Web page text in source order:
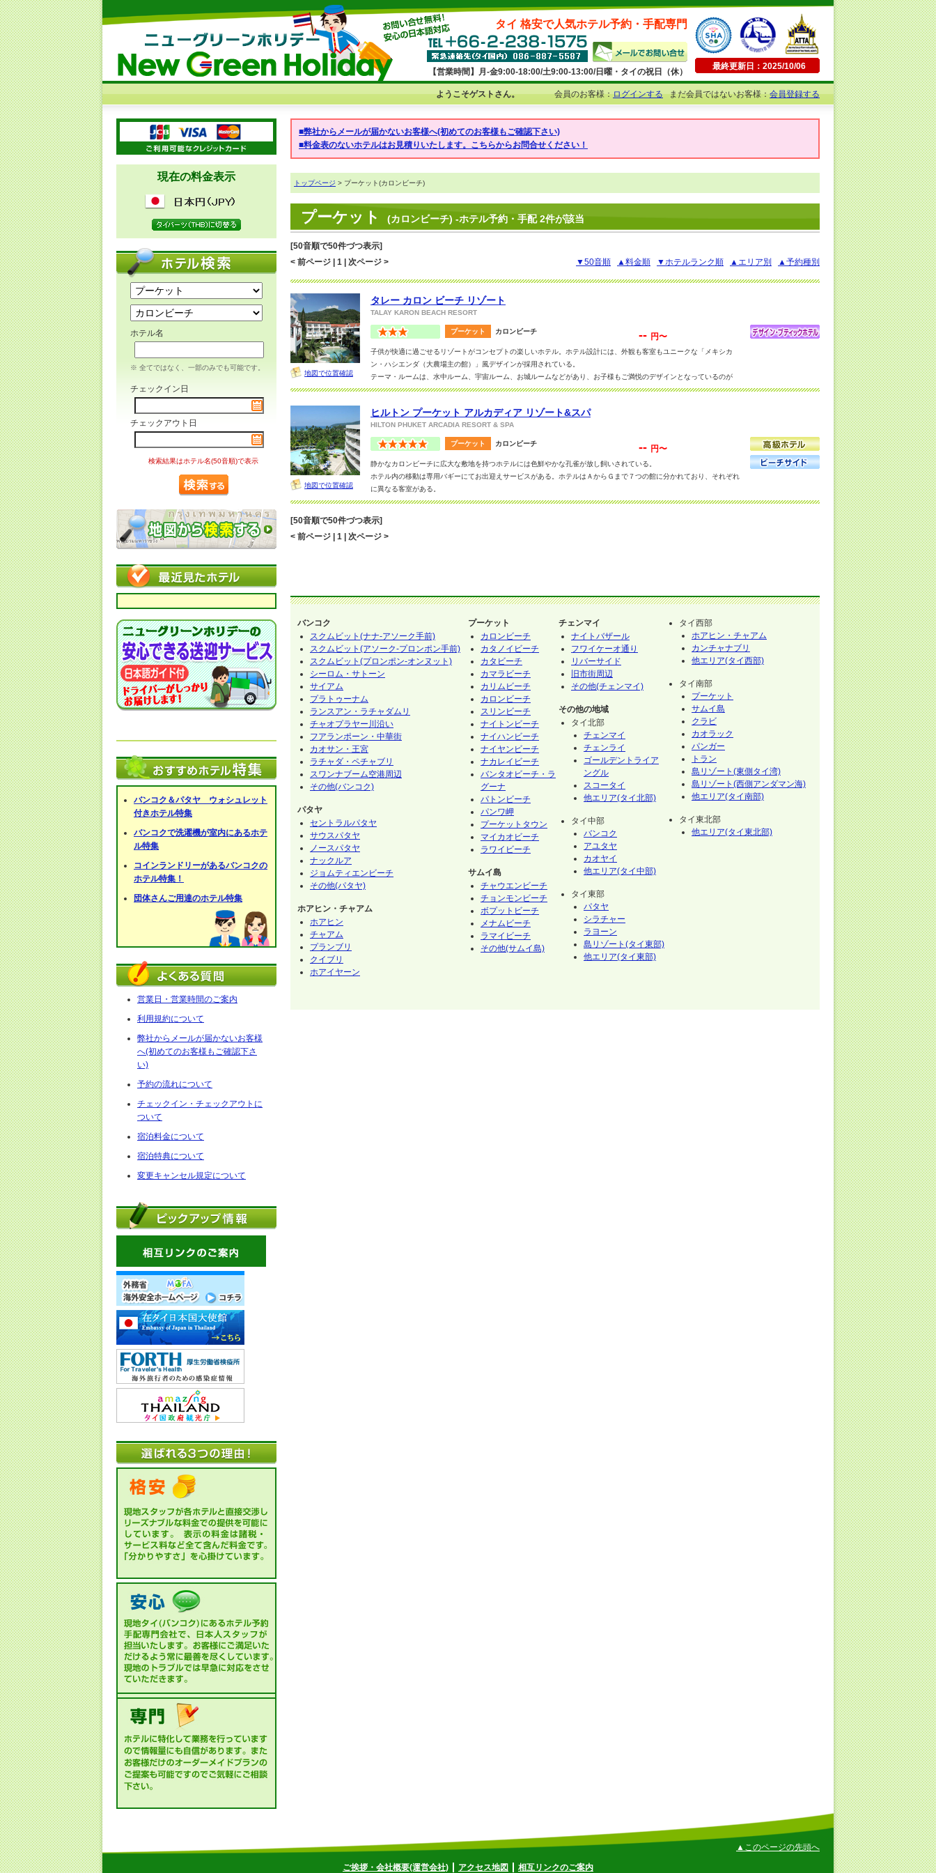
タイ 格安で人気ホテル予約・手配専門
【営業時間】月-金9:00-18:00/土9:00-13:00/日曜・タイの祝日（休）
最終更新日：2025/10/06
ようこそゲストさん。 会員のお客様：ログインするまだ会員ではないお客様：会員登録する
現在の料金表示
ホテル名
※ 全てではなく、一部のみでも可能です。
チェックイン日
チェックアウト日
検索結果はホテル名(50音順)で表示
バンコク＆パタヤ ウォシュレット
付きホテル特集
バンコクで洗濯機が室内にあるホテ
ル特集
コインランドリーがあるバンコクの
ホテル特集！
団体さんご用達のホテル特集
営業日・営業時間のご案内
利用規約について
弊社からメールが届かないお客様
へ(初めてのお客様もご確認下さ
い)
予約の流れについて
チェックイン・チェックアウトに
ついて
宿泊料金について
宿泊特典について
変更キャンセル規定について
■弊社からメールが届かないお客様へ(初めてのお客様もご確認下さい)
■料金表のないホテルはお見積りいたします。こちらからお問合せください！
トップページ > プーケット(カロンビーチ)
プーケット (カロンビーチ) -ホテル予約・手配 2件が該当
[50音順で50件づつ表示]
< 前ページ | 1 | 次ページ >
▼50音順 ▲料金順 ▼ホテルランク順 ▲エリア別 ▲予約種別
地図で位置確認
タレー カロン ビーチ リゾート
TALAY KARON BEACH RESORT
子供が快適に過ごせるリゾートがコンセプトの楽しいホテル。ホテル設計には、外観も客室もユニークな「メキシカ
ン・ハシエンダ（大農場主の館）」風デザインが採用されている。
テーマ・ルームは、水中ルーム、宇宙ルーム、お城ルームなどがあり、お子様もご満悦のデザインとなっているのが
特徴。（いづれもコネクティングでの２ベットルームとなります）もちろん普通にデラックスとスイートにはシービュ
レストランもお子様向けのキャッスル・バー、大人向けのジョークルーズの様にそれぞれコンセプトが別れており、
リゾートのこだわりが伝わってくる。
恐竜プールにはお子様用ウォータースライダーも有り。キッズクラブも充実し、サイアムアドベンチャークラブは、お
客様が滞在中の担当レンジャーを紹介、様々なご家族向けプログラムを提供してくれるという気配りもあり、正に、楽
しいリゾート滞在となるよう至れり尽くせりのサービスが！また、レストランの朝食も美味しいと好評。
プーケット カロンビーチ -- 円〜
地図で位置確認
ヒルトン プーケット アルカディア リゾート&スパ
HILTON PHUKET ARCADIA RESORT & SPA
静かなカロンビーチに広大な敷地を持つホテルには色鮮やかな孔雀が放し飼いされている。
ホテル内の移動は専用バギーにてお出迎えサービスがある。ホテルはＡからＧまで７つの館に分かれており、それぞれ
に異なる客室がある。
基本のデラックスルームにはお部屋からの景色によって料金が異なるが、アンダマン海を臨むシービューのお部屋がお
これだけ規模の大きいホテルなので、お食事からレジャー、ビジネスまで館内で全て事足りるよう充実した設備を誇
る。
プーケット カロンビーチ -- 円〜
[50音順で50件づつ表示]
< 前ページ | 1 | 次ページ >
バンコク
スクムビット(ナナ-アソーク手前)
スクムビット(アソーク-プロンポン手前)
スクムビット(プロンポン-オンヌット)
シーロム・サトーン
サイアム
プラトゥーナム
ランスアン・ラチャダムリ
チャオプラヤー川沿い
フアランポーン・中華街
カオサン・王宮
ラチャダ・ペチャブリ
スワンナブーム空港周辺
その他(バンコク)
パタヤ
セントラルパタヤ
サウスパタヤ
ノースパタヤ
ナックルア
ジョムティエンビーチ
その他(パタヤ)
ホアヒン・チャアム
ホアヒン
チャアム
プランブリ
クイブリ
ホアイヤーン
プーケット
カロンビーチ
カタノイビーチ
カタビーチ
カマラビーチ
カリムビーチ
カロンビーチ
スリンビーチ
ナイトンビーチ
ナイハンビーチ
ナイヤンビーチ
ナカレイビーチ
バンタオビーチ・ラ
グーナ
パトンビーチ
パンワ岬
プーケットタウン
マイカオビーチ
ラワイビーチ
サムイ島
チャウエンビーチ
チョンモンビーチ
ボプットビーチ
メナムビーチ
ラマイビーチ
その他(サムイ島)
チェンマイ
ナイトバザール
フワイケーオ通り
リバーサイド
旧市街周辺
その他(チェンマイ)
その他の地域
タイ北部
チェンマイ
チェンライ
ゴールデントライア
ングル
スコータイ
他エリア(タイ北部)
タイ中部
バンコク
アユタヤ
カオヤイ
他エリア(タイ中部)
タイ東部
パタヤ
シラチャー
ラヨーン
島リゾート(タイ東部)
他エリア(タイ東部)
タイ西部
ホアヒン・チャアム
カンチャナブリ
他エリア(タイ西部)
タイ南部
プーケット
サムイ島
クラビ
カオラック
パンガー
トラン
島リゾート(東側タイ湾)
島リゾート(西側アンダマン海)
他エリア(タイ南部)
タイ東北部
他エリア(タイ東北部)
▲このページの先頭へ
ご挨拶・会社概要(運営会社) アクセス地図 相互リンクのご案内